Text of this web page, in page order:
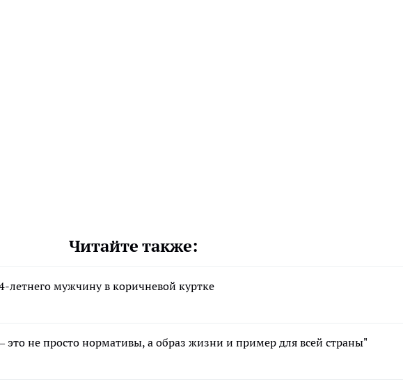
Читайте также:
летнего мужчину в коричневой куртке
не просто нормативы, а образ жизни и пример для всей страны"